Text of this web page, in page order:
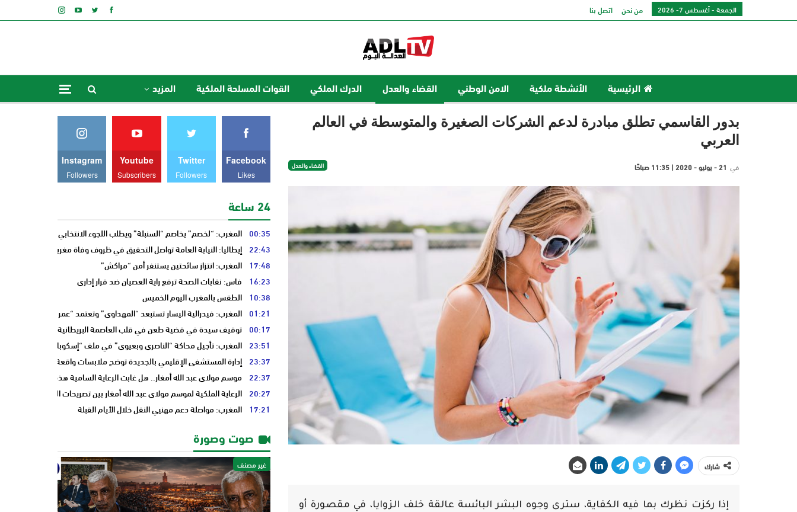
الجمعة - أغسطس 7- 2026 من نحن اتصل بنا
الرئيسية الأنشطة ملكية الامن الوطني القضاء والعدل الدرك الملكي القوات المسلحة الملكية المزيد
بدور القاسمي تطلق مبادرة لدعم الشركات الصغيرة والمتوسطة في العالم
العربي
القضاء والعدل في 21 - يوليو - 2020 | 11:35 صباحًا
شارك
إذا ركزت نظرك بما فيه الكفاية، سترى وجوه البشر البائسة عالقة خلف الزوايا، في مقصورة أو
Facebook
Likes
Twitter
Followers
Youtube
Subscribers
Instagram
Followers
24 ساعة
00:35 المغرب: “لخصم” يخاصم “السنبلة” ويطلب اللجوء الانتخابي من “النخلة”
22:43 إيطاليا: النيابة العامة تواصل التحقيق في ظروف وفاة مغربي
17:48 المغرب: انتزاز سائحتين يستنفر أمن “مراكش”
16:23 فاس: نقابات الصحة ترفع راية العصيان ضد قرار إداري
10:38 الطقس بالمغرب اليوم الخميس
01:21 المغرب: فيدرالية اليسار تستبعد “المهداوي” وتعتمد “عمر بنجلون” وسط
00:17 توقيف سيدة في قضية طعن في قلب العاصمة البريطانية “لندن”
23:51 المغرب: تأجيل محاكة “الناصري وبعيوي” في ملف “إسكوبار الصحراء”
23:37 إدارة المستشفى الإقليمي بالجديدة توضح ملابسات واقعة سيدة حامل
22:37 موسم مولاي عبد الله أمغار.. هل غابت الرعاية السامية هذه السنة فقط أم
20:27 الرعاية الملكية لموسم مولاي عبد الله أمغار بين تصريحات المسؤولين
17:21 المغرب: مواصلة دعم مهنيي النقل خلال الأيام القبلة
صوت وصورة
غير مصنف